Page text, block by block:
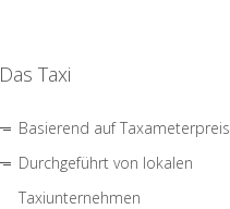
Das Taxi
Basierend auf Taxameterpreis
Durchgeführt von lokalen
Taxiunternehmen